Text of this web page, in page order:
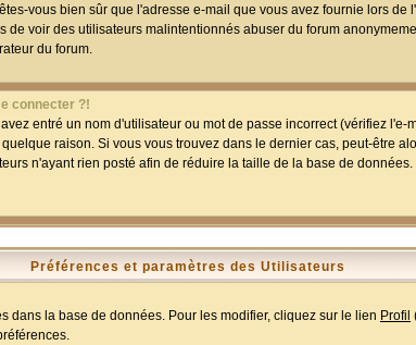
vous bien sûr que l'adresse e-mail que vous avez fournie lors
de voir des utilisateurs malintentionnés abuser du forum
du forum.
connecter ?!
entré un nom d'utilisateur ou mot de passe incorrect (vérifiez
raison. Si vous vous trouvez dans le dernier cas, peut-être
n'ayant rien posté afin de réduire la taille de la base de
Préférences et paramètres des Utilisateurs
dans la base de données. Pour les modifier, cliquez sur le lien Profil